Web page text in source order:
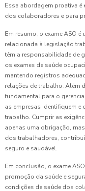
Essa abordagem proativa é
dos colaboradores e para
Em resumo, o exame ASO
relacionada à legislação
têm a responsabilidade de
os exames de saúde
mantendo registros
relações de trabalho. Além
fundamental para o
as empresas identifiquem e
trabalho. Cumprir as
apenas uma obrigação,
dos trabalhadores,
seguro e saudável.
Em conclusão, o exame
promoção da saúde e
condições de saúde dos